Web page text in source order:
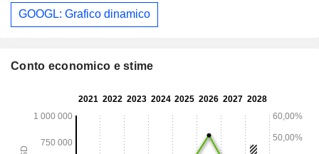
GOOGL: Grafico dinamico
Conto economico e stime